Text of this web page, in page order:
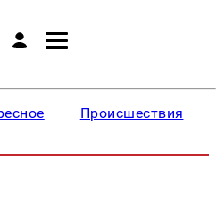
Происшествия